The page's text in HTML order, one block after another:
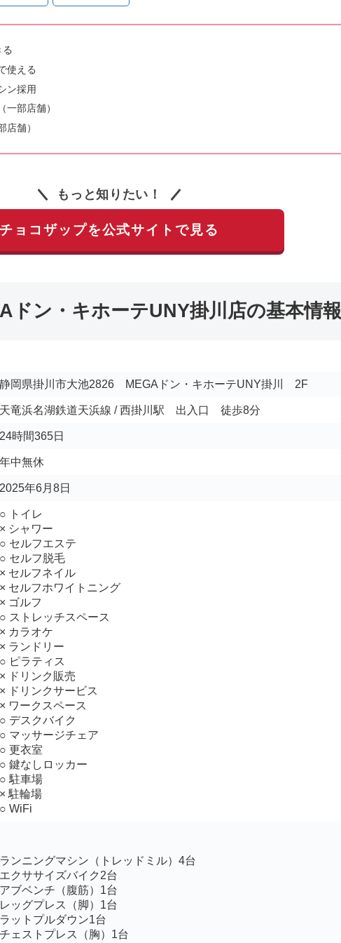
使える
ン採用
一部店舗）
店舗）
もっと知りたい！
チョコザップを公式サイトで見る
ドン・キホーテUNY掛川店の基本情報
静岡県掛川市大池2826 MEGAドン・キホーテUNY掛川 2F
天竜浜名湖鉄道天浜線 / 西掛川駅 出入口 徒歩8分
24時間365日
年中無休
2025年6月8日
○ トイレ
× シャワー
○ セルフエステ
○ セルフ脱毛
× セルフネイル
× セルフホワイトニング
× ゴルフ
○ ストレッチスペース
× カラオケ
× ランドリー
○ ピラティス
× ドリンク販売
× ドリンクサービス
× ワークスペース
○ デスクバイク
○ マッサージチェア
○ 更衣室
○ 鍵なしロッカー
○ 駐車場
× 駐輪場
○ WiFi
ランニングマシン（トレッドミル）4台
エクササイズバイク2台
アブベンチ（腹筋）1台
レッグプレス（脚）1台
ラットプルダウン1台
チェストプレス（胸）1台